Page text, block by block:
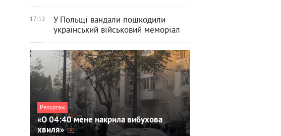
17:12
У Польщі вандали пошкодили
український військовий меморіал
Репортаж
«О 04:40 мене накрила вибухова
хвиля»